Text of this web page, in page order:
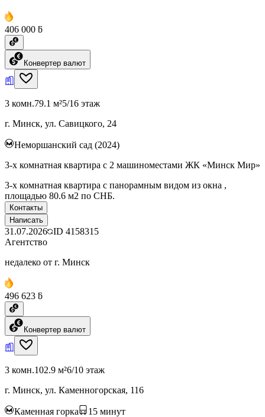
406 000 ƃ
Конвертер валют
3 комн.79.1 м²5/16 этаж
г. Минск, ул. Савицкого, 24
Неморшанский сад (2024)
3-х комнатная квартира с 2 машиноместами ЖК «Минск Мир»
3-х комнатная квартира с панорамным видом из окна ,
площадью 80.6 м2 по СНБ.
Контакты
Написать
31.07.2026 ID 4158315
Агентство
недалеко от г. Минск
496 623 ƃ
Конвертер валют
3 комн.102.9 м²6/10 этаж
г. Минск, ул. Каменногорская, 116
Каменная горка 15 минут